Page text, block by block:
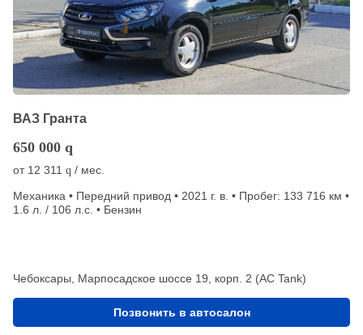
ВАЗ Гранта
650 000 q
от 12 311 q / мес.
Механика • Передний привод • 2021 г. в. • Пробег: 133 716 км •
1.6 л. / 106 л.с. • Бензин
Чебоксары, Марпосадское шоссе 19, корп. 2 (АС Tank)
Позвонить в автосалон